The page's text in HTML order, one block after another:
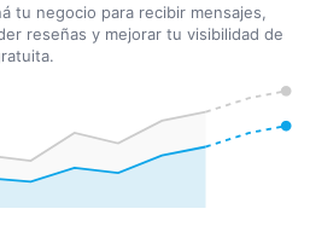
tu negocio para recibir mensajes,
reseñas y mejorar tu visibilidad de